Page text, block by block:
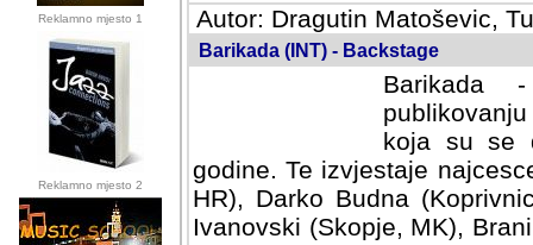
Reklamno mjesto 1
Reklamno mjesto 2
Autor: Dragutin Matoševic,
Barikada (INT) - Backstage
Barikada
koja su se
godine. Te izvjestaje
HR), Darko Budna
Ivanovski (Skopje, MK),